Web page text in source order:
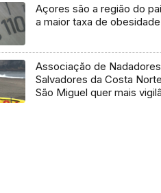
Açores são a região do
a maior taxa de
Associação de
Salvadores da Costa
São Miguel quer mais